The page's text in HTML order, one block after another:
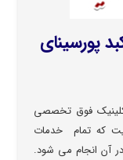
پورسینای
کلینیک فوق تخصصی
که تمام خدمات
آن انجام می شود.